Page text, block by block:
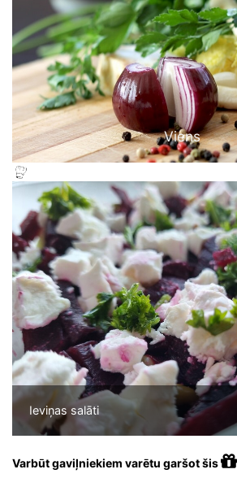
Viens
Ieviņas salāti
Varbūt gaviļniekiem varētu garšot šis